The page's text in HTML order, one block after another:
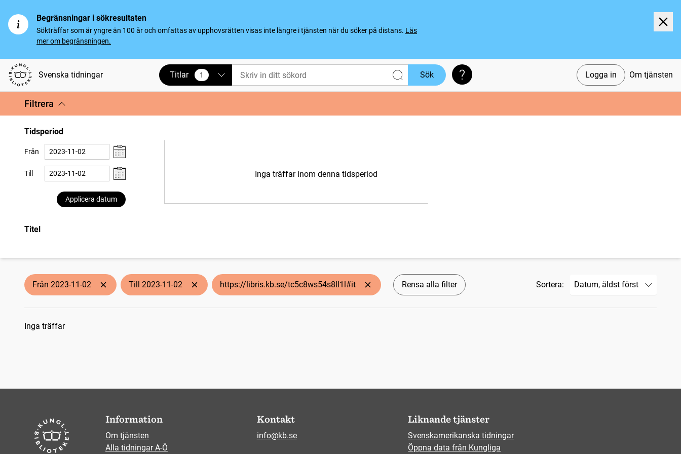
Begränsningar i sökresultaten
Sökträffar som är yngre än 100 år och omfattas av upphovsrätten visas inte längre i tjänsten när du söker på distans. Läs
mer om begränsningen.
Svenska tidningar Logga in Om tjänsten
Titlar 1
vald Sök Söktips
Filtrera
Tidsperiod
Från
Till
Applicera datum
Inga träffar inom denna tidsperiod
Titel
Från 2023-11-02 Till 2023-11-02 https://libris.kb.se/tc5c8ws54s8ll1l#it Rensa alla filter Sortera:
Sökresultat
Inga träffar
Information
Om tjänsten
Alla tidningar A-Ö
Kontakt
info@kb.se
Liknande tjänster
Svenskamerikanska tidningar
Öppna data från Kungliga